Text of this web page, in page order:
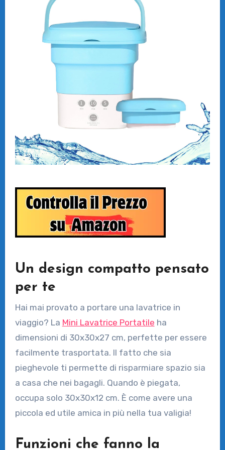
Un design compatto pensato
per te
Hai mai provato a portare una lavatrice in
viaggio? La Mini Lavatrice Portatile ha
dimensioni di 30x30x27 cm, perfette per essere
facilmente trasportata. Il fatto che sia
pieghevole ti permette di risparmiare spazio sia
a casa che nei bagagli. Quando è piegata,
occupa solo 30x30x12 cm. È come avere una
piccola ed utile amica in più nella tua valigia!
Funzioni che fanno la